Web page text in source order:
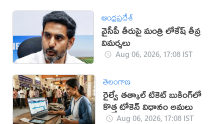
ఆంధ్రప్రదేశ్
వైసీపీ తీరుపై మంత్రి లోకేష్ తీవ్ర
విమర్శలు
Aug 06, 2026, 17:08 IST
తెలంగాణ
రైల్వే తత్కాల్ టికెట్ బుకింగ్‌లో
కొత్త టోకెన్ విధానం అమలు
Aug 06, 2026, 17:08 IST